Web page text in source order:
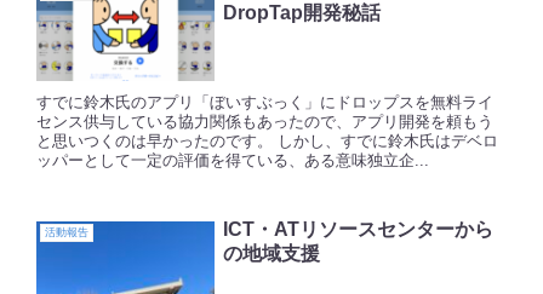
DropTap開発秘話
すでに鈴木氏のアプリ「ぼいすぶっく」にドロップスを無料ライ
センス供与している協力関係もあったので、アプリ開発を頼もう
と思いつくのは早かったのです。 しかし、すでに鈴木氏はデベロ
ッパーとして一定の評価を得ている、ある意味独立企...
活動報告
ICT・ATリソースセンターから
の地域支援